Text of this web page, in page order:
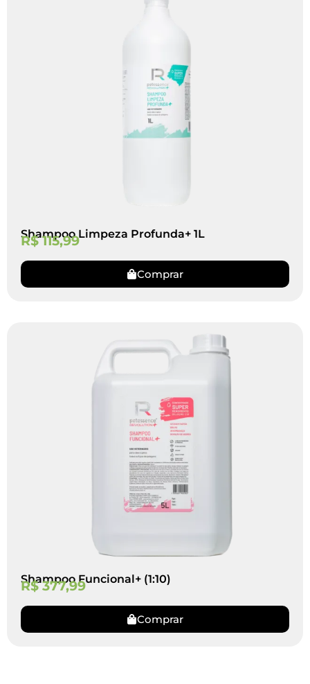
Shampoo Limpeza Profunda+ 1L
R$115,99
Comprar
Shampoo Funcional+ (1:10)
R$377,99
Comprar